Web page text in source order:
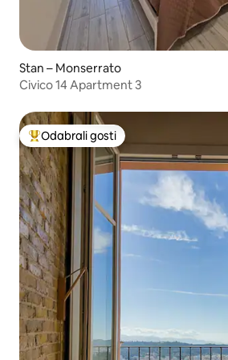
Stan – Monserrato
Civico 14 Apartment 3
Među najviše rangiranima s oznakom
Odabrali gosti